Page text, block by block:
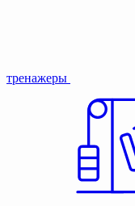
тренажеры